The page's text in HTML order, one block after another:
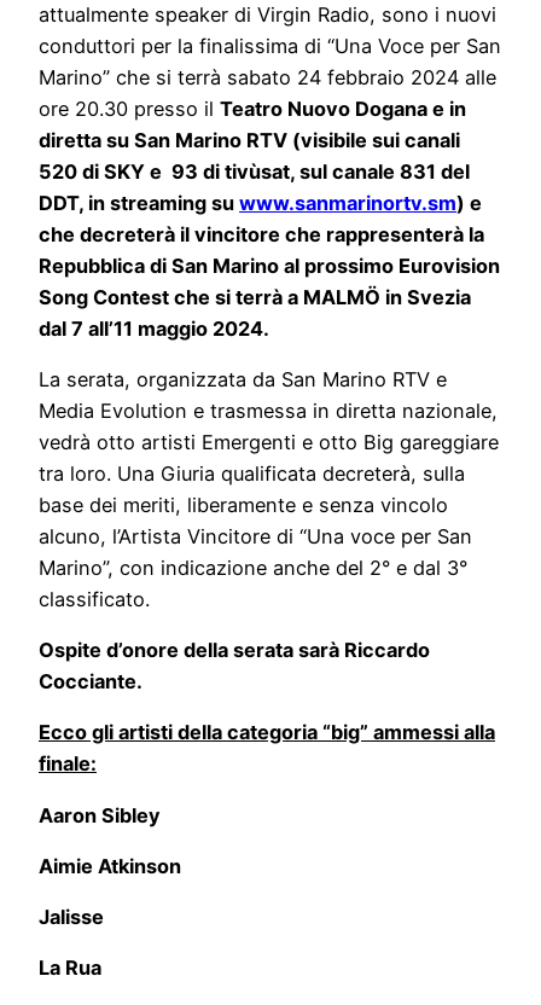
attualmente speaker di Virgin Radio, sono i nuovi
conduttori per la finalissima di “Una Voce per San
Marino” che si terrà sabato 24 febbraio 2024 alle
ore 20.30 presso il Teatro Nuovo Dogana e in
diretta su San Marino RTV (visibile sui canali
520 di SKY e 93 di tivùsat, sul canale 831 del
DDT, in streaming su www.sanmarinortv.sm) e
che decreterà il vincitore che rappresenterà la
Repubblica di San Marino al prossimo Eurovision
Song Contest che si terrà a MALMÖ in Svezia
dal 7 all’11 maggio 2024.
La serata, organizzata da San Marino RTV e
Media Evolution e trasmessa in diretta nazionale,
vedrà otto artisti Emergenti e otto Big gareggiare
tra loro. Una Giuria qualificata decreterà, sulla
base dei meriti, liberamente e senza vincolo
alcuno, l’Artista Vincitore di “Una voce per San
Marino”, con indicazione anche del 2° e dal 3°
classificato.
Ospite d’onore della serata sarà Riccardo
Cocciante.
Ecco gli artisti della categoria “big” ammessi alla
finale:
Aaron Sibley
Aimie Atkinson
Jalisse
La Rua